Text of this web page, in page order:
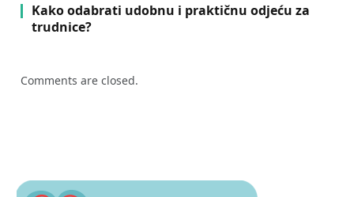
Kako odabrati udobnu i praktičnu odjeću za
trudnice?
Comments are closed.